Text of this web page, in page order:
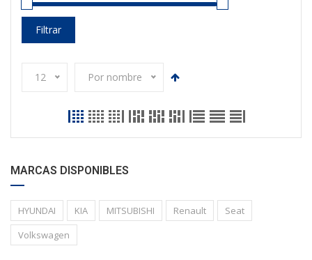
Filtrar
12 Por nombre
MARCAS DISPONIBLES
HYUNDAI KIA MITSUBISHI Renault
Seat
Volkswagen